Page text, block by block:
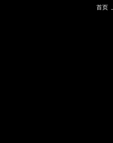
首页